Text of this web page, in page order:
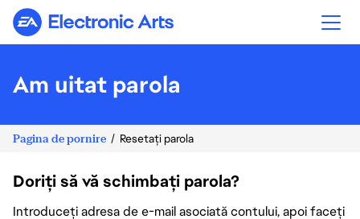
Electronic Arts
Am uitat parola
Pagina de pornire Resetați parola
Doriți să vă schimbați parola?
Introduceți adresa de e-mail asociată contului, apoi faceți